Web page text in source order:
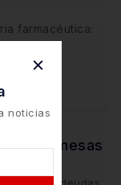
y promesas
noticias